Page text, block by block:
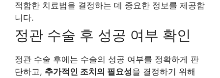
적합한 치료법을 결정하는 데 중요한 정보를 제공합
니다.
정관 수술 후 성공 여부 확인
정관 수술 후에는 수술의 성공 여부를 정확하게 판
단하고, 추가적인 조치의 필요성을 결정하기 위해